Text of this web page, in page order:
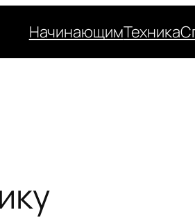
НачинающимТехника